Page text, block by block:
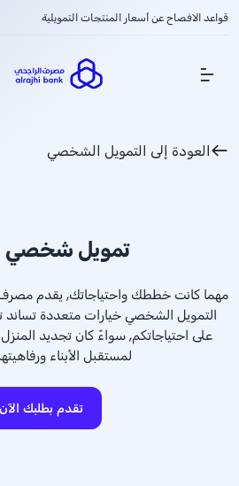
قواعد الافصاح عن أسعار المنتجات التمويلية
Show Menu
العودة إلى التمويل الشخصي
تمويل شخصي
مهما كانت خططك واحتياجاتك, يقدم
التمويل الشخصي خيارات متعددة
على احتياجاتكم, سواءً كان تجديد
لمستقبل الأبناء
تقدم بطلبك الآن